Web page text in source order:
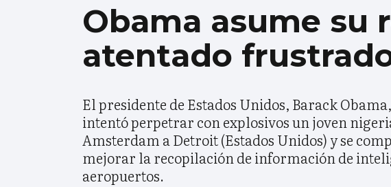
Obama asume su
atentado
El presidente de Estados Unidos, Barack
intentó perpetrar con explosivos un joven
Amsterdam a Detroit (Estados Unidos) y se
mejorar la recopilación de información de
aeropuertos.